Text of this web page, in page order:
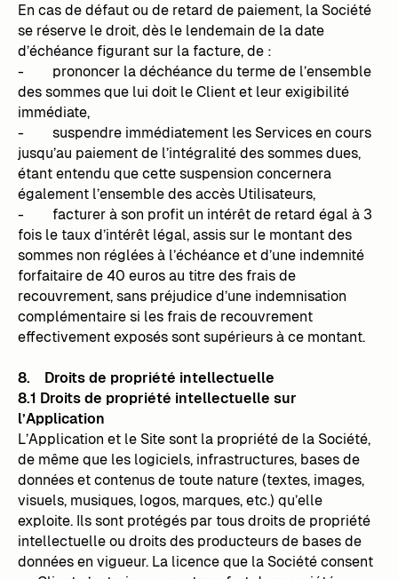
En cas de défaut ou de retard de paiement, la Société
se réserve le droit, dès le lendemain de la date
d’échéance figurant sur la facture, de :
- prononcer la déchéance du terme de l’ensemble
des sommes que lui doit le Client et leur exigibilité
immédiate,
- suspendre immédiatement les Services en cours
jusqu’au paiement de l’intégralité des sommes dues,
étant entendu que cette suspension concernera
également l’ensemble des accès Utilisateurs,
- facturer à son profit un intérêt de retard égal à 3
fois le taux d’intérêt légal, assis sur le montant des
sommes non réglées à l’échéance et d’une indemnité
forfaitaire de 40 euros au titre des frais de
recouvrement, sans préjudice d’une indemnisation
complémentaire si les frais de recouvrement
effectivement exposés sont supérieurs à ce montant.
8. Droits de propriété intellectuelle
8.1 Droits de propriété intellectuelle sur
l’Application
L’Application et le Site sont la propriété de la Société,
de même que les logiciels, infrastructures, bases de
données et contenus de toute nature (textes, images,
visuels, musiques, logos, marques, etc.) qu’elle
exploite. Ils sont protégés par tous droits de propriété
intellectuelle ou droits des producteurs de bases de
données en vigueur. La licence que la Société consent